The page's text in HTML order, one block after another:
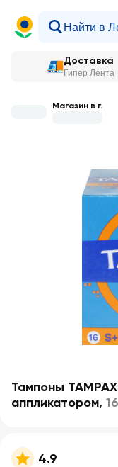
Доставка
Гипер Лента
Магазин в г.
Тампоны
аппликатором,
4.9